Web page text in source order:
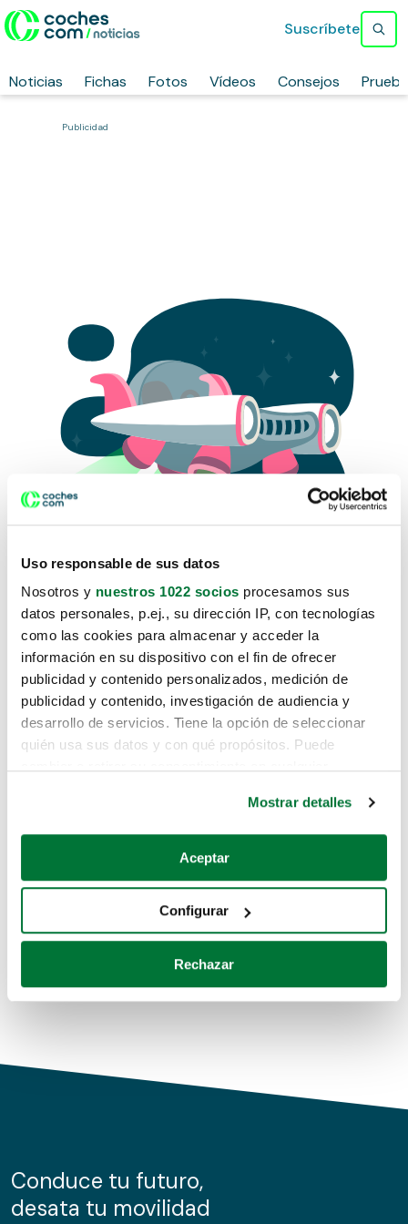
Uso responsable de sus datos
Nosotros y nuestros 1022 socios procesamos sus
datos personales, p.ej., su dirección IP, con tecnologías
como las cookies para almacenar y acceder la
información en su dispositivo con el fin de ofrecer
publicidad y contenido personalizados, medición de
publicidad y contenido, investigación de audiencia y
desarrollo de servicios. Tiene la opción de seleccionar
quién usa sus datos y con qué propósitos. Puede
Si lo permite, también quisiéramos:
Recopilar información sobre su ubicación geográfica
Identificar su dispositivo analizándolo activamente
para buscar características específicas (huellas
Obtenga más información sobre cómo se procesan sus
de cookies.
información sobre el uso que haga del sitio web con
nuestros partners de redes sociales, publicidad y análisis
Mostrar detalles
Aceptar
Configurar
Rechazar
Noticias Fichas Fotos Vídeos Consejos
Suscríbete
Publicidad
Lo sentimos, no sabemos como
te hemos traido hasta aquí.
Pero puedes encontrar el coche que estás
buscando en alguno de estos enlaces:
Coches de segunda mano
Coches de km0
Conduce tu futuro,
desata tu movilidad